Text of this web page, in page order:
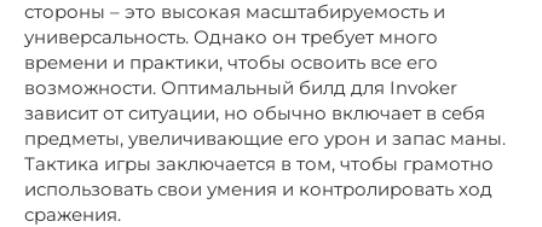
стороны – это высокая масштабируемость и
универсальность. Однако он требует много
времени и практики, чтобы освоить все его
возможности. Оптимальный билд для Invoker
зависит от ситуации, но обычно включает в себя
предметы, увеличивающие его урон и запас маны.
Тактика игры заключается в том, чтобы грамотно
использовать свои умения и контролировать ход
сражения.